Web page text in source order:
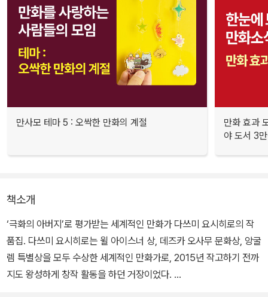
만사모 테마 5 : 오싹한 만화의 계절
만화 효과
야 도서 3
책소개
‘극화의 아버지’로 평가받는 세계적인 만화가 다쓰미 요시히로의 작
품집. 다쓰미 요시히로는 윌 아이스너 상, 데즈카 오사무 문화상, 앙굴
렘 특별상을 모두 수상한 세계적인 만화가로, 2015년 작고하기 전까
지도 왕성하게 창작 활동을 하던 거장이었다.